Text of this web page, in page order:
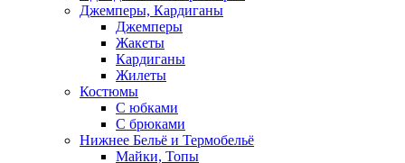
Джемперы, Кардиганы
Джемперы
Жакеты
Кардиганы
Жилеты
Костюмы
С юбками
С брюками
Нижнее Бельё и Термобельё
Майки, Топы